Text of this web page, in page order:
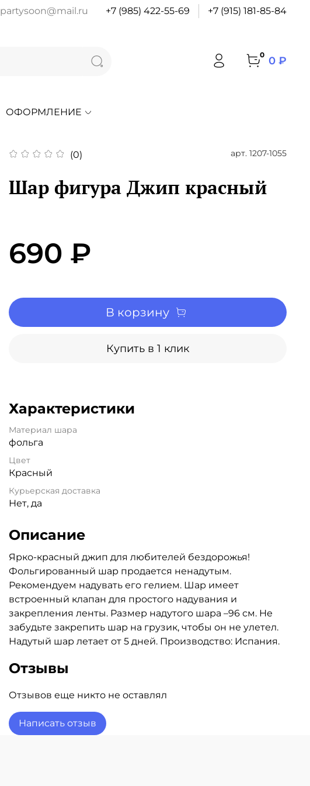
partysoon@mail.ru +7 (985) 422-55-69 +7 (915) 181-85-84
0 0 ₽
ОФОРМЛЕНИЕ
(0)
арт. 1207-1055
Шар фигура Джип красный
690 ₽
В корзину
Купить в 1 клик
Характеристики
Материал шара
фольга
Цвет
Красный
Курьерская доставка
Нет, да
Описание
Ярко-красный джип для любителей бездорожья!
Фольгированный шар продается ненадутым.
Рекомендуем надувать его гелием. Шар имеет
встроенный клапан для простого надувания и
закрепления ленты. Размер надутого шара –96 см. Не
забудьте закрепить шар на грузик, чтобы он не улетел.
Надутый шар летает от 5 дней. Производство: Испания.
Отзывы
Отзывов еще никто не оставлял
Написать отзыв